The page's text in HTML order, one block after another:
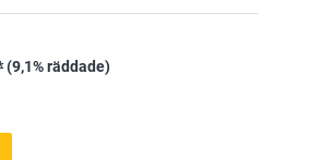
(9,1% räddade)